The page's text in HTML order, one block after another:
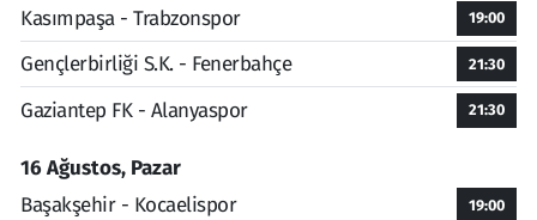
Kasımpaşa - Trabzonspor 19:00
Gençlerbirliği S.K. - Fenerbahçe 21:30
Gaziantep FK - Alanyaspor 21:30
16 Ağustos, Pazar
Başakşehir - Kocaelispor
19:00